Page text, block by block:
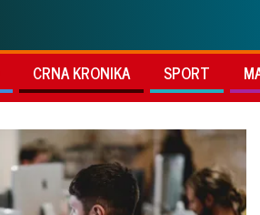
CRNA KRONIKA SPORT